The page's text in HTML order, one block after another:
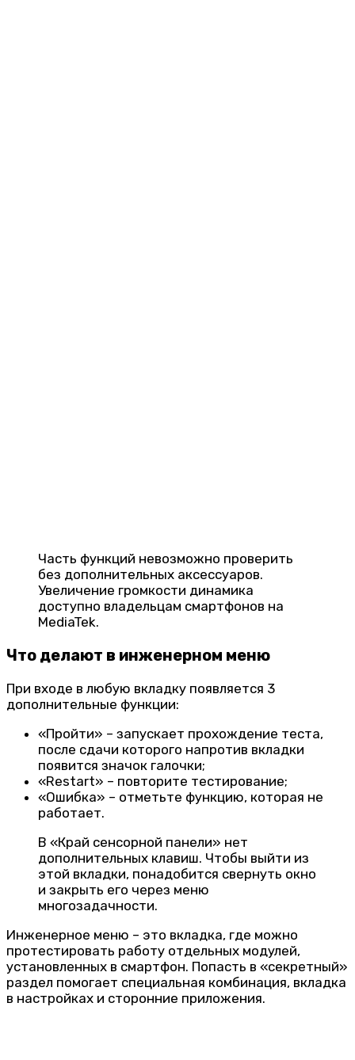
Часть функций невозможно проверить
без дополнительных аксессуаров.
Увеличение громкости динамика
доступно владельцам смартфонов на
MediaTek.
Что делают в инженерном меню
При входе в любую вкладку появляется 3
дополнительные функции:
«Пройти» – запускает прохождение теста,
после сдачи которого напротив вкладки
появится значок галочки;
«Restart» – повторите тестирование;
«Ошибка» – отметьте функцию, которая не
работает.
В «Край сенсорной панели» нет
дополнительных клавиш. Чтобы выйти из
этой вкладки, понадобится свернуть окно
и закрыть его через меню
многозадачности.
Инженерное меню – это вкладка, где можно
протестировать работу отдельных модулей,
установленных в смартфон. Попасть в «секретный»
раздел помогает специальная комбинация, вкладка
в настройках и сторонние приложения.